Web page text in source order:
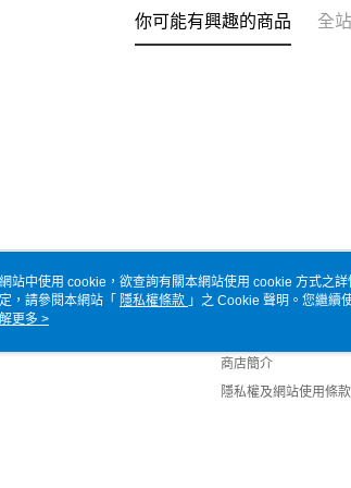
你可能有興趣的商品 全
關於我們
商店簡介
隱私權及網站使用條款
站中使用 cookie，欲查詢有關本網站使用 cookie 方式之
，請參閱本網站「 隱私權條款 」之 Cookie 聲明。您繼續
用 cookie。
解更多 >